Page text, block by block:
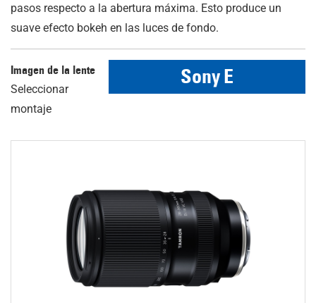
pasos respecto a la abertura máxima. Esto produce un
suave efecto bokeh en las luces de fondo.
Imagen de la lente
Seleccionar
montaje
Sony E